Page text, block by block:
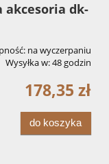
akcesoria dk-
na wyczerpaniu
Wysyłka w:48 godzin
178,35 zł
do koszyka